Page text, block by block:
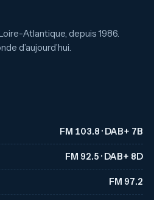
Atlantique, depuis 1986.
d’aujourd’hui.
FM 103.8 · DAB+ 7B
FM 92.5 · DAB+ 8D
FM 97.2